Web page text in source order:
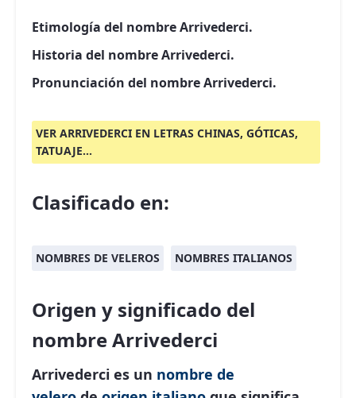
Etimología del nombre Arrivederci.
Historia del nombre Arrivederci.
Pronunciación del nombre Arrivederci.
VER ARRIVEDERCI EN LETRAS CHINAS, GÓTICAS,
TATUAJE...
Clasificado en:
NOMBRES DE VELEROS NOMBRES ITALIANOS
Origen y significado del
nombre Arrivederci
Arrivederci es un nombre de